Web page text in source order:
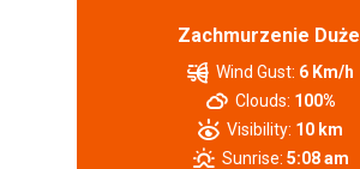
Zachmurzenie Duże
Wind Gust: 6 Km/h
Clouds: 100%
Visibility: 10 km
Sunrise: 5:08 am